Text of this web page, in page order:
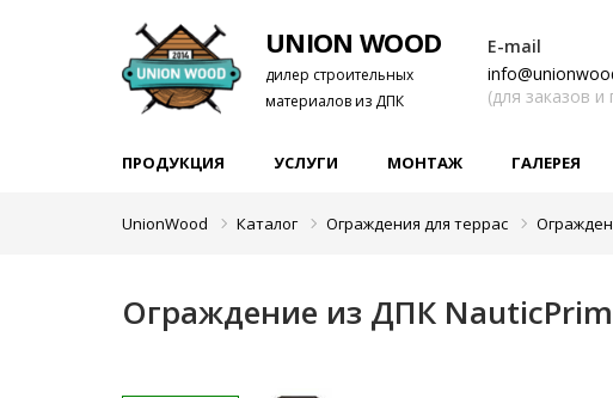
UNION WOOD
дилер строительных
материалов из ДПК
E-mail
(для заказов
ПРОДУКЦИЯ УСЛУГИ МОНТАЖ ГАЛЕРЕЯ
UnionWood Каталог Ограждения для террас
Ограждение из ДПК